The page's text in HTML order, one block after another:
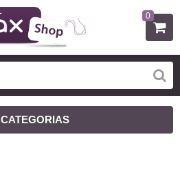
0
CATEGORIAS